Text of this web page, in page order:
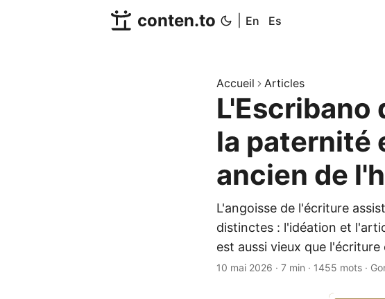
conten.to En Es
Accueil Articles
L'Escribano
la paternité
ancien de
L'angoisse de l'écriture
distinctes : l'idéation et
est aussi vieux que l'écriture
10 mai 2026 · 7 min · 1455 mots ·